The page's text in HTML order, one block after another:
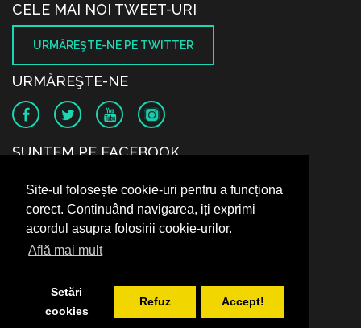
Site-ul folosește cookie-uri pentru a funcționa
corect. Continuând navigarea, iți exprimi
acordul asupra folosirii cookie-urilor.
Află mai mult
Setări
cookies
Refuz Accept!
CELE MAI NOI TWEET-URI
URMĂREŞTE-NE PE TWITTER
URMĂREŞTE-NE
SUNTEM PE FACEBOOK